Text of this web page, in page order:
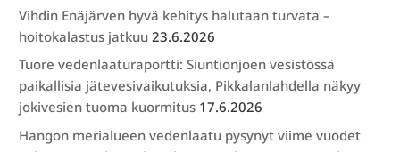
Vihdin Enäjärven hyvä kehitys halutaan turvata –
hoitokalastus jatkuu 23.6.2026
Tuore vedenlaaturaportti: Siuntionjoen vesistössä
paikallisia jätevesivaikutuksia, Pikkalanlahdella näkyy
jokivesien tuoma kuormitus 17.6.2026
Hangon merialueen vedenlaatu pysynyt viime vuodet